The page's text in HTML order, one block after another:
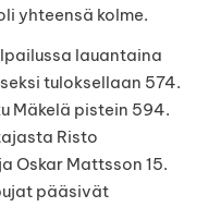
yhteensä kolme.
lauantaina
tuloksellaan 574.
Mäkelä pistein 594.
Risto
Oskar Mattsson 15.
pääsivät